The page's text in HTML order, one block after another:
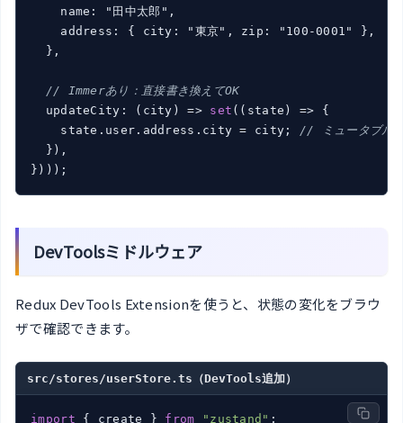
    name: "田中太郎",
    address: { city: "東京", zip: "100-0001" },
  },
// Immerあり：直接書き換えてOK
  updateCity: (
city ) => set ( ( state ) => {
    state.user.address.city = city;
// ミュータブル
  }
),
} ) )
DevToolsミドルウェア
Redux DevTools Extensionを使うと、状態の変化をブラウ
ザで確認できます。
src/stores/userStore.ts（DevTools追加）
import { create } from "zustand"